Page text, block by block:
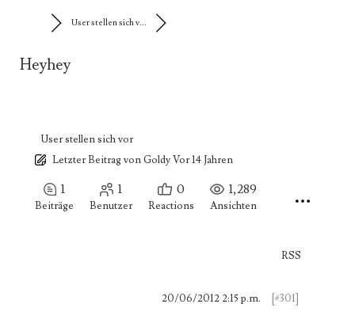
User stellen sich v...
Heyhey
User stellen sich vor
Letzter BeitragvonGoldyVor 14 Jahren
1
Beiträge
1
Benutzer
0
Reactions
1,289
Ansichten
RSS
[#301]
20/06/2012 2:15 p.m.